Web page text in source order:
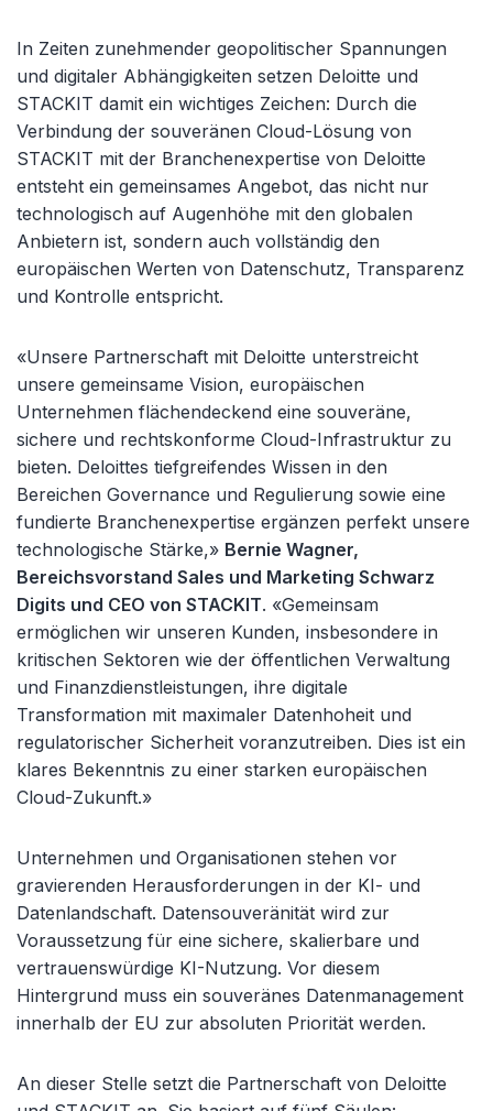
In Zeiten zunehmender geopolitischer Spannungen
und digitaler Abhängigkeiten setzen Deloitte und
STACKIT damit ein wichtiges Zeichen: Durch die
Verbindung der souveränen Cloud-Lösung von
STACKIT mit der Branchenexpertise von Deloitte
entsteht ein gemeinsames Angebot, das nicht nur
technologisch auf Augenhöhe mit den globalen
Anbietern ist, sondern auch vollständig den
europäischen Werten von Datenschutz, Transparenz
und Kontrolle entspricht.
«Unsere Partnerschaft mit Deloitte unterstreicht
unsere gemeinsame Vision, europäischen
Unternehmen flächendeckend eine souveräne,
sichere und rechtskonforme Cloud-Infrastruktur zu
bieten. Deloittes tiefgreifendes Wissen in den
Bereichen Governance und Regulierung sowie eine
fundierte Branchenexpertise ergänzen perfekt unsere
technologische Stärke,» Bernie Wagner,
Bereichsvorstand Sales und Marketing Schwarz
Digits und CEO von STACKIT. «Gemeinsam
ermöglichen wir unseren Kunden, insbesondere in
kritischen Sektoren wie der öffentlichen Verwaltung
und Finanzdienstleistungen, ihre digitale
Transformation mit maximaler Datenhoheit und
regulatorischer Sicherheit voranzutreiben. Dies ist ein
klares Bekenntnis zu einer starken europäischen
Cloud-Zukunft.»
Unternehmen und Organisationen stehen vor
gravierenden Herausforderungen in der KI- und
Datenlandschaft. Datensouveränität wird zur
Voraussetzung für eine sichere, skalierbare und
vertrauenswürdige KI-Nutzung. Vor diesem
Hintergrund muss ein souveränes Datenmanagement
innerhalb der EU zur absoluten Priorität werden.
An dieser Stelle setzt die Partnerschaft von Deloitte